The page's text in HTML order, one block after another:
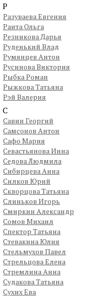
Р
Разуваева Евгения
Ранта Ольга
Резникова Дарья
Руденький Влад
Румянцев Антон
Русинова Виктория
Рыбка Роман
Рыжкова Татьяна
Рэй Валерия
С
Савин Георгий
Самсонов Антон
Сафо Мария
Севастьянова Инна
Седова Людмила
Сибирцева Анна
Силков Юрий
Скворцова Татьяна
Слиньков Игорь
Смиркин Александр
Сомов Михаил
Спектор Татьяна
Стевакина Юлия
Стельмухов Павел
Стрельцова Елена
Стремлина Анна
Судакова Татьяна
Сухих Ева